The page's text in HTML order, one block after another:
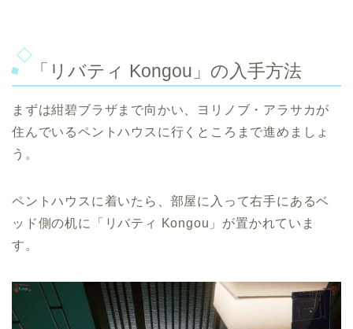
「リバティ Kongou」の入手方法
まずは紺碧ブラザまで向かい、ヨリノブ・アラサカが
住んでいるペントハウスに行くところまで進めましょ
う。
ペントハウスに着いたら、部屋に入って右手にあるベ
ッド側の机に「リバティ Kongou」が置かれていま
す。